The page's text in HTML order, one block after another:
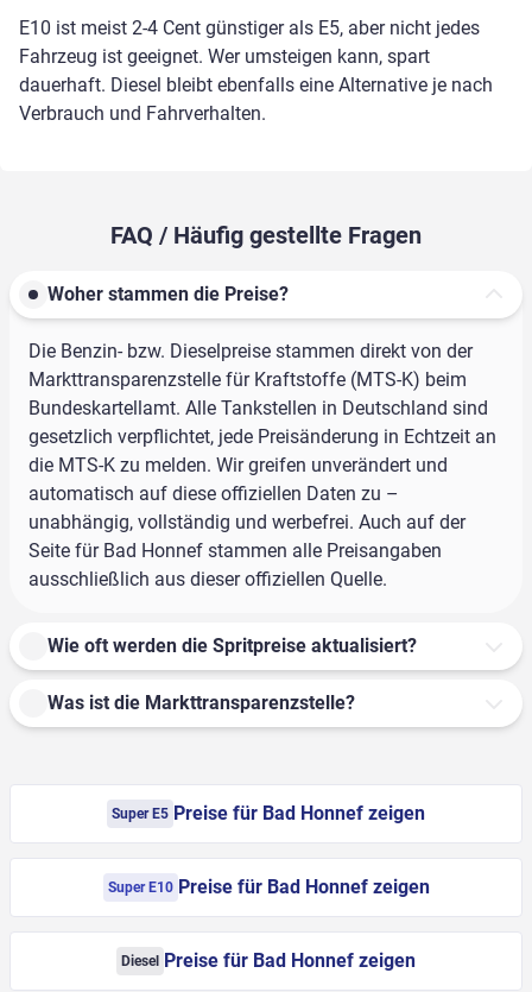
E10 ist meist 2-4 Cent günstiger als E5, aber nicht jedes
Fahrzeug ist geeignet. Wer umsteigen kann, spart
dauerhaft. Diesel bleibt ebenfalls eine Alternative je nach
Verbrauch und Fahrverhalten.
FAQ / Häufig gestellte Fragen
Woher stammen die Preise?
Die Benzin- bzw. Dieselpreise stammen direkt von der
Markttransparenzstelle für Kraftstoffe (MTS-K) beim
Bundeskartellamt. Alle Tankstellen in Deutschland sind
gesetzlich verpflichtet, jede Preisänderung in Echtzeit an
die MTS-K zu melden. Wir greifen unverändert und
automatisch auf diese offiziellen Daten zu –
unabhängig, vollständig und werbefrei. Auch auf der
Seite für Bad Honnef stammen alle Preisangaben
ausschließlich aus dieser offiziellen Quelle.
Wie oft werden die Spritpreise aktualisiert?
Was ist die Markttransparenzstelle?
Super E5 Preise für Bad Honnef zeigen
Super E10 Preise für Bad Honnef zeigen
Diesel Preise für Bad Honnef zeigen